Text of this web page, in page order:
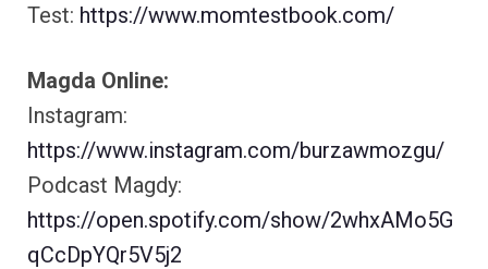
Test: https://www.momtestbook.com/
Magda Online:
Instagram:
https://www.instagram.com/burzawmozgu/
Podcast Magdy:
https://open.spotify.com/show/2whxAMo5G
qCcDpYQr5V5j2